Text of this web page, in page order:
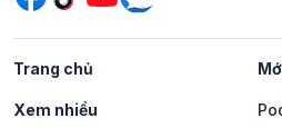
Trang chủ
Xem nhiều